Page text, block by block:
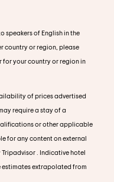
speakers of English in the
country or region, please
for your country or region in
of prices advertised
require a stay of a
or other applicable
for any content on external
. Indicative hotel
estimates extrapolated from